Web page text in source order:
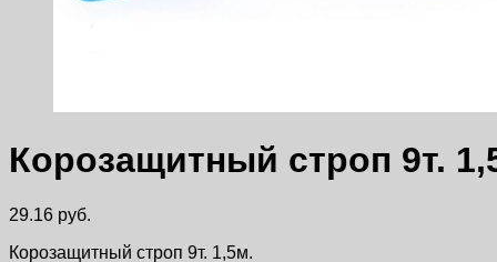
Корозащитный строп 9т.
29.16 руб.
Корозащитный строп 9т. 1,5м.